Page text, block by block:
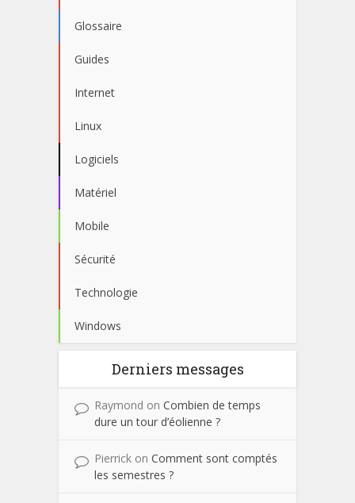
Glossaire
Guides
Internet
Linux
Logiciels
Matériel
Mobile
Sécurité
Technologie
Windows
Derniers messages
Raymond on Combien de temps
dure un tour d’éolienne ?
Pierrick on Comment sont comptés
les semestres ?